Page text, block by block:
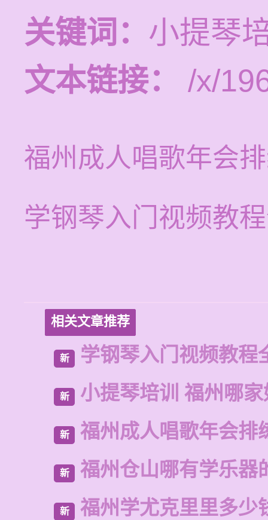
关键词： 小提琴
文本链接：
/x/
福州成人唱歌年会
学钢琴入门视频教
相关文章推荐
新 学钢琴入门视频教程
新 小提琴培训 福州哪
新 福州成人唱歌年会排
新 福州仓山哪有学乐器
新 福州学尤克里里多少